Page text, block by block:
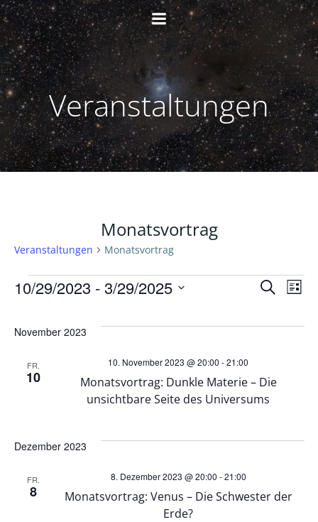
Zum
Inhalt
springen
Veranstaltungen
Monatsvortrag
Veranstaltungen Monatsvortrag
Veranstaltungen
V
e
a
n
t
SucheV
e
s
Liste
10/29/2023 - 3/29/2025
wählen.
November 2023
FR.
10
Monatsvortrag: Dunkle Materie – Die
unsichtbare Seite des Universums
10. November 2023 @ 20:00 -21:00
Dezember 2023
FR.
8
Monatsvortrag: Venus – Die Schwester der
Erde?
8. Dezember 2023 @ 20:00 -21:00